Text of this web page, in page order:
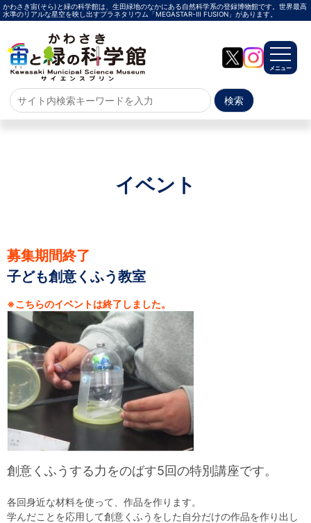
かわさき宙(そら)と緑の科学館は、生田緑地のなかにある自然科学系の登録博物館です。世界最高
水準のリアルな星空を映し出すプラネタリウム「MEGASTAR-Ⅲ FUSION」があります。
メニュー
ホーム
メガスターご紹介
投影メニュー
投影時間・料金
プラネタリウム解説員
イベント
当日参加
事前申込
その他
施設案内
自然体験
天文体験
フロア案内
屋外展示 D51形蒸気機関車
利用案内
開館時間・プラネタリウム投影時間・観覧料
カフェ・ショップ
アクセス・駐車場
科学館資料の特別利用料
団体利用予約
学校団体
幼稚園・保育園団体
一般団体
かわさき星空ウォッチング
出前科学実験教室
プラネタリウム一般団体貸切利用「星空自由空間」
科学館概要
基本理念
沿革
計画・年報・評価・議事録
研究の紹介
川崎市自然環境調査報告
図録
紀要
年報
出版物
生田緑地の植物
お問い合わせ
イベント
募集期間終了
子ども創意くふう教室
※こちらのイベントは終了しました。
創意くふうする力をのばす5回の特別講座です。
各回身近な材料を使って、作品を作ります。
学んだことを応用して創意くふうをした自分だけの作品を作り出し